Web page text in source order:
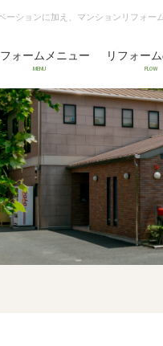
ションに加え、マンションリフォ
フォームメニュー
MENU
リフォー
FLOW